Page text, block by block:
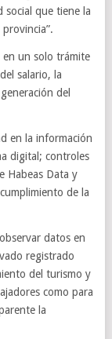
social que tiene la
en un solo trámite
salario, la
del
en la información
digital; controles
Habeas Data y
de la
datos en
registrado
del turismo y
como para
la